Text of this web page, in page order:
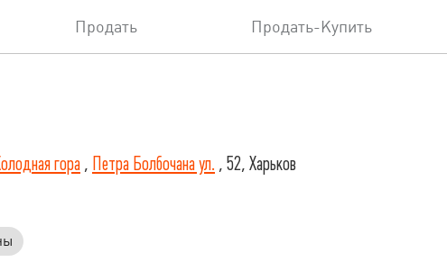
Продать Продать-Купить
гора , Петра Болбочана ул. , 52, Харьков